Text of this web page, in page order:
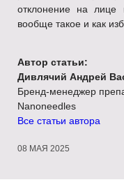
отклонение на
вообще такое и как
Автор статьи:
Дивлячий Андрей
Бренд-менеджер
Nanoneedles
Все статьи автора
08 МАЯ 2025